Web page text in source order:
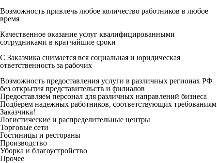
Возможность привлечь любое количество работников в любое
время
Качественное оказание услуг квалифицированными
сотрудниками в кратчайшие сроки
С Заказчика снимается вся социальная и юридическая
ответственность за рабочих
Возможность предоставления услуги в различных регионах РФ
без открытия представительств и филиалов
Предоставляем персонал для различных направлений бизнеса
Подберем надежных работников, соответствующих требованиям
Заказчика!
Логистические и распределительные центры
Торговые сети
Гостиницы и рестораны
Производство
Уборка и благоустройство
Прочее